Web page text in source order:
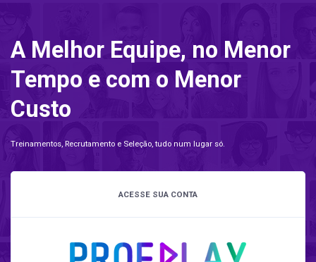
A Melhor Equipe, no Menor
Tempo e com o Menor
Custo
Treinamentos, Recrutamento e Seleção, tudo num lugar só.
ACESSE SUA CONTA